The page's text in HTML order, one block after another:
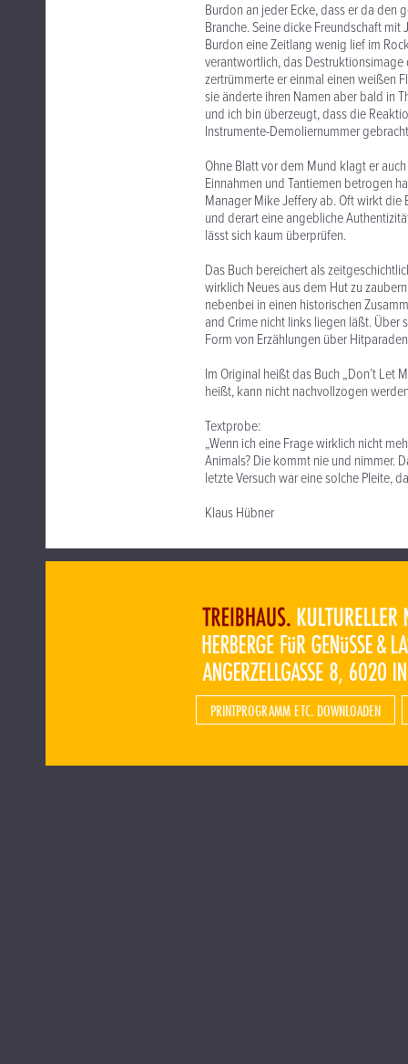
Burdon an jeder Ecke, dass er da den
Branche. Seine dicke Freundschaft
Burdon eine Zeitlang wenig lief im
verantwortlich, das Destruktionsimage
zertrümmerte er einmal einen weißen
sie änderte ihren Namen aber bald in
und ich bin überzeugt, dass die
Instrumente-Demoliernummer
Ohne Blatt vor dem Mund klagt er
Einnahmen und Tantiemen betrogen
Manager Mike Jeffery ab. Oft wirkt
und derart eine angebliche
lässt sich kaum überprüfen.
Das Buch bereichert als
wirklich Neues aus dem Hut zu
nebenbei in einen historischen
and Crime nicht links liegen läßt. Über
Form von Erzählungen über
Im Original heißt das Buch „Don’t Let
heißt, kann nicht nachvollzogen
Textprobe:
„Wenn ich eine Frage wirklich nicht
Animals? Die kommt nie und nimmer.
letzte Versuch war eine solche Pleite,
Klaus Hübner
PRINTPROGRAMM ETC. DOWNLOADEN